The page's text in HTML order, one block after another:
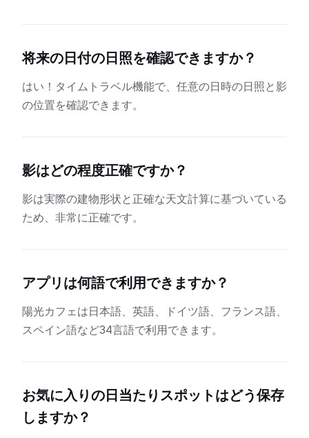
将来の日付の日照を確認できますか？
はい！タイムトラベル機能で、任意の日時の日照と影
の位置を確認できます。
影はどの程度正確ですか？
影は実際の建物形状と正確な天文計算に基づいている
ため、非常に正確です。
アプリは何語で利用できますか？
陽光カフェは日本語、英語、ドイツ語、フランス語、
スペイン語など34言語で利用できます。
お気に入りの日当たりスポットはどう保存
しますか？